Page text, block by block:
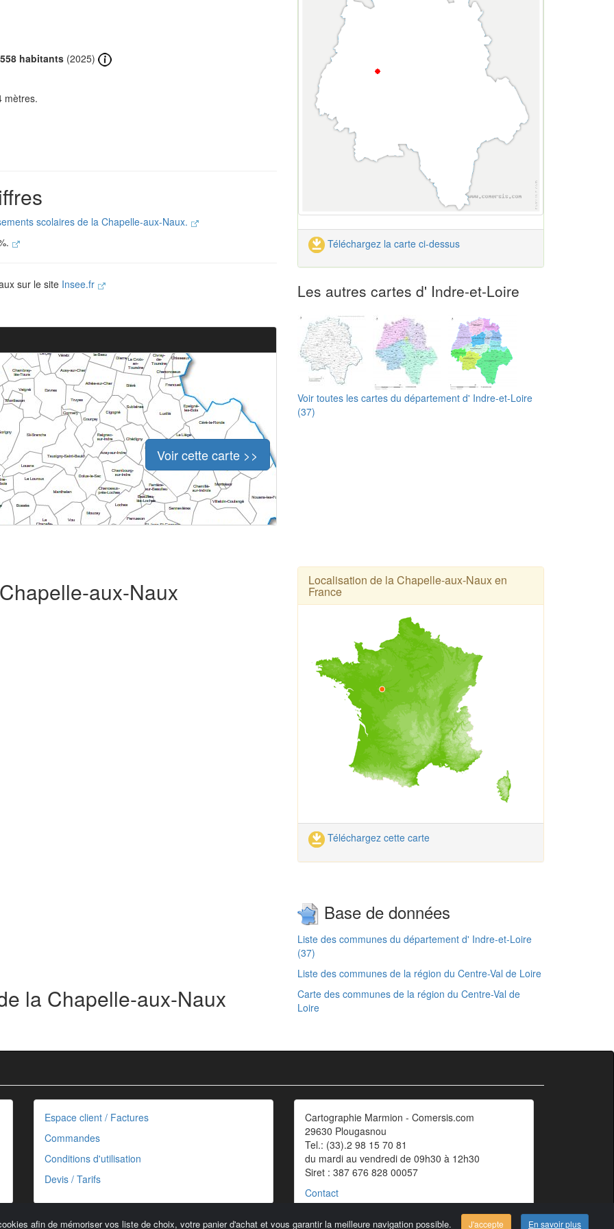
558 habitants (2025)
mètres.
scolaires de la Chapelle-aux-Naux.
sur le site Insee.fr
Voir cette carte >>
Téléchargez la carte ci-dessus
Les autres cartes d' Indre-et-Loire
Voir toutes les cartes du département d' Indre-et-Loire
(37)
aux-Naux
la Chapelle-aux-Naux
Localisation de la Chapelle-aux-Naux en
France
Téléchargez cette carte
Base de données
Liste des communes du département d' Indre-et-Loire
(37)
Liste des communes de la région du Centre-Val de Loire
Carte des communes de la région du Centre-Val de
Loire
afin de mémoriser vos liste de choix, votre panier d'achat et vous garantir la meilleure navigation possible. J'accepte En savoir plus
Espace client / Factures
Commandes
Conditions d'utilisation
Devis / Tarifs
Cartographie Marmion - Comersis.com
29630 Plougasnou
Tel.: (33).2 98 15 70 81
du mardi au vendredi de 09h30 à 12h30
Siret : 387 676 828 00057
Contact